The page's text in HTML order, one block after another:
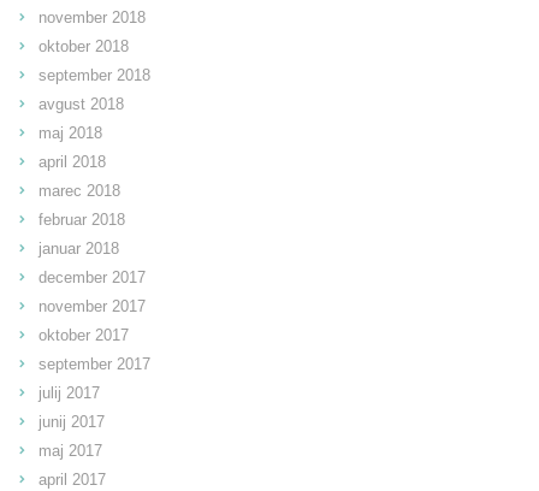
november 2018
oktober 2018
september 2018
avgust 2018
maj 2018
april 2018
marec 2018
februar 2018
januar 2018
december 2017
november 2017
oktober 2017
september 2017
julij 2017
junij 2017
maj 2017
april 2017